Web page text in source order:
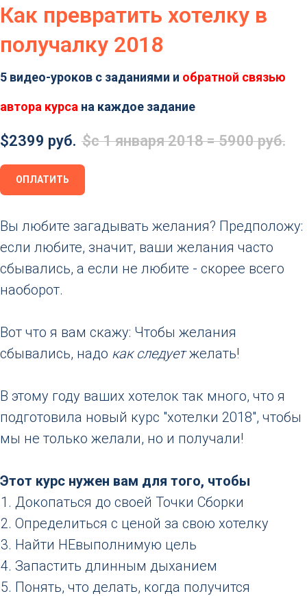
Как превратить хотелку в
получалку 2018
5 видео-уроков с заданиями и обратной связью
автора курса на каждое задание
$2399 руб. $с 1 января 2018 = 5900 руб.
ОПЛАТИТЬ
Вы любите загадывать желания? Предположу:
если любите, значит, ваши желания часто
сбывались, а если не любите - скорее всего
наоборот.
Вот что я вам скажу: Чтобы желания
сбывались, надо как следуетжелать!
В этому году ваших хотелок так много, что я
подготовила новый курс "хотелки 2018", чтобы
мы не только желали, но и получали!
Этот курс нужен вам для того, чтобы
Докопаться до своей Точки Сборки
Определиться с ценой за свою хотелку
Найти НЕвыполнимую цель
Запастить длинным дыханием
Понять, что делать, когда получится